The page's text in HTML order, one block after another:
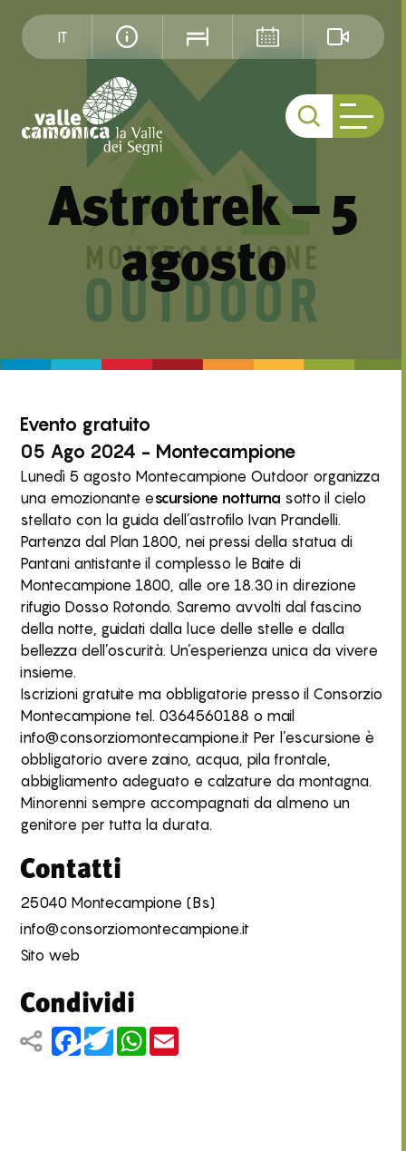
IT
Astrotrek – 5
agosto
Evento gratuito
05 Ago 2024 - Montecampione
Lunedì 5 agosto Montecampione Outdoor organizza
una emozionante escursione notturna sotto il cielo
stellato con la guida dell’astrofilo Ivan Prandelli.
Partenza dal Plan 1800, nei pressi della statua di
Pantani antistante il complesso le Baite di
Montecampione 1800, alle ore 18.30 in direzione
rifugio Dosso Rotondo. Saremo avvolti dal fascino
della notte, guidati dalla luce delle stelle e dalla
bellezza dell’oscurità. Un’esperienza unica da vivere
insieme.
Iscrizioni gratuite ma obbligatorie presso il Consorzio
Montecampione tel. 0364560188 o mail
info@consorziomontecampione.it Per l’escursione è
obbligatorio avere zaino, acqua, pila frontale,
abbigliamento adeguato e calzature da montagna.
Minorenni sempre accompagnati da almeno un
genitore per tutta la durata.
Contatti
25040 Montecampione (Bs)
info@consorziomontecampione.it
Sito web
Condividi
Facebook
TwitterWhatsApp
Email